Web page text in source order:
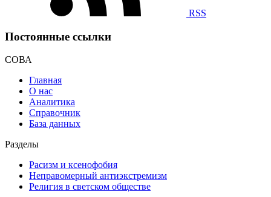
RSS
Постоянные ссылки
СОВА
Главная
О нас
Аналитика
Справочник
База данных
Разделы
Расизм и ксенофобия
Неправомерный антиэкстремизм
Религия в светском обществе